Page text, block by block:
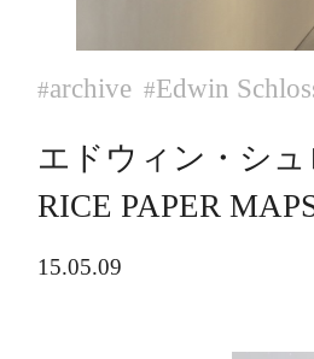
#archive #Edwin
エドウィン・シ
RICE PAPER
15.05.09